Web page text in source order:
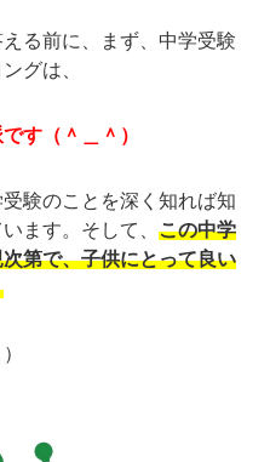
る前に、まず、中学受験
グは、
す（＾＿＾）
験のことを深く知れば知
ます。そして、 この中学
第で、子供にとって良い